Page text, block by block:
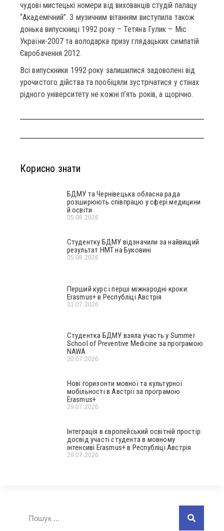
чудові мистецькі номери від вихованців студій палацу
“Академічний”. З музичним вітанням виступила також
донька випускниці 1992 року – Тетяна Гулик – Міс
України-2007 та володарка призу глядацьких симпатій
Євробачення 2012.
Всі випускники 1992 року залишилися задоволені від
урочистого дійства та пообіцяли зустрічатися у стінах
рідного університету не кожні п’ять років, а щорічно.
Корисно знати
БДМУ та Чернівецька обласна рада
розширюють співпрацю у сфері медицини
й освіти
05.08.2026
Студентку БДМУ відзначили за найвищий
результат НМТ на Буковині
05.08.2026
Перший курс і перші міжнародні кроки:
Erasmus+ в Республіці Австрія
31.07.2026
Студентка БДМУ взяла участь у Summer
School of Preventive Medicine за програмою
NAWA
30.07.2026
Нові горизонти мовної та культурної
мобільності в Австрії за програмою
Erasmus+
29.07.2026
Інтеграція в європейський освітній простір:
досвід участі студента в мовному
інтенсиві Erasmus+ в Республіці Австрія
29.07.2026